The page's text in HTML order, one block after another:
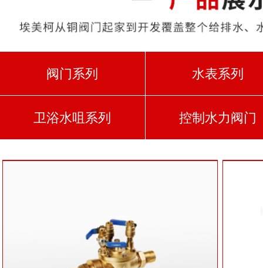
阀门系列 水表系列
卫浴水咀系列 控制水力阀门